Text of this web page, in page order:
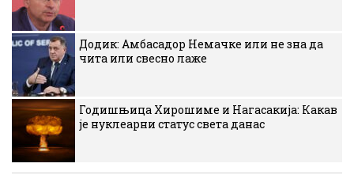
Додик: Амбасадор Немачке или не зна да
чита или свесно лаже
Годишњица Хирошиме и Нагасакија: Какав
је нуклеарни статус света данас